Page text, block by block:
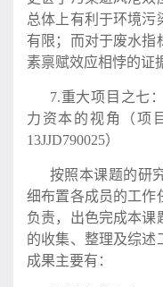
总体上有利于环境污
有限；而对于废水指
素禀赋效应相悖的证
7.重大项目之七
力资本的视角（项
13JJD790025）
按照本课题的研
细布置各成员的工作
负责，出色完成本课
的收集、整理及综述
成果主要有：